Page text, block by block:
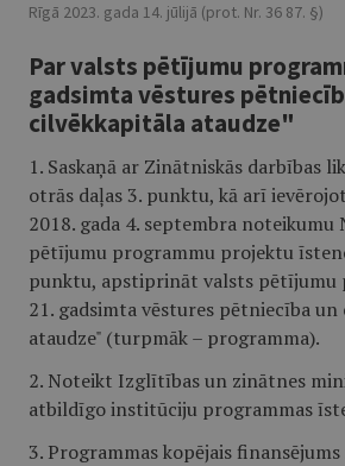
Rīgā 2023. gada 14. jūlijā (prot. Nr. 36 87. §)
Par valsts pētījumu
gadsimta vēstures
cilvēkkapitāla ataudze"
1. Saskaņā ar Zinātniskās darbības
otrās daļas 3. punktu, kā arī
2018. gada 4. septembra noteikumu
pētījumu programmu projektu
punktu, apstiprināt valsts pētījumu
21. gadsimta vēstures pētniecība
ataudze" (turpmāk – programma).
2. Noteikt Izglītības un zinātnes
atbildīgo institūciju programmas
3. Programmas kopējais